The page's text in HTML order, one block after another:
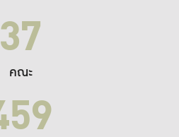
37
คณะ